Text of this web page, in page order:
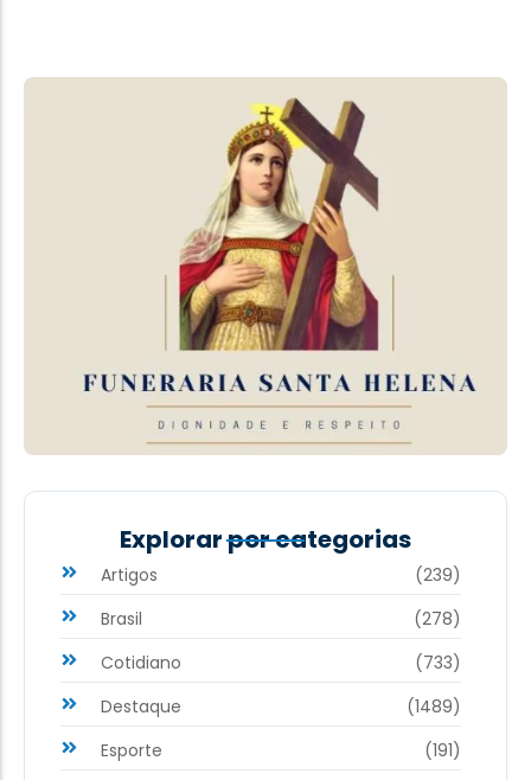
Explorar por categorias
Artigos
(239)
Brasil
(278)
Cotidiano
(733)
Destaque
(1489)
Esporte
(191)